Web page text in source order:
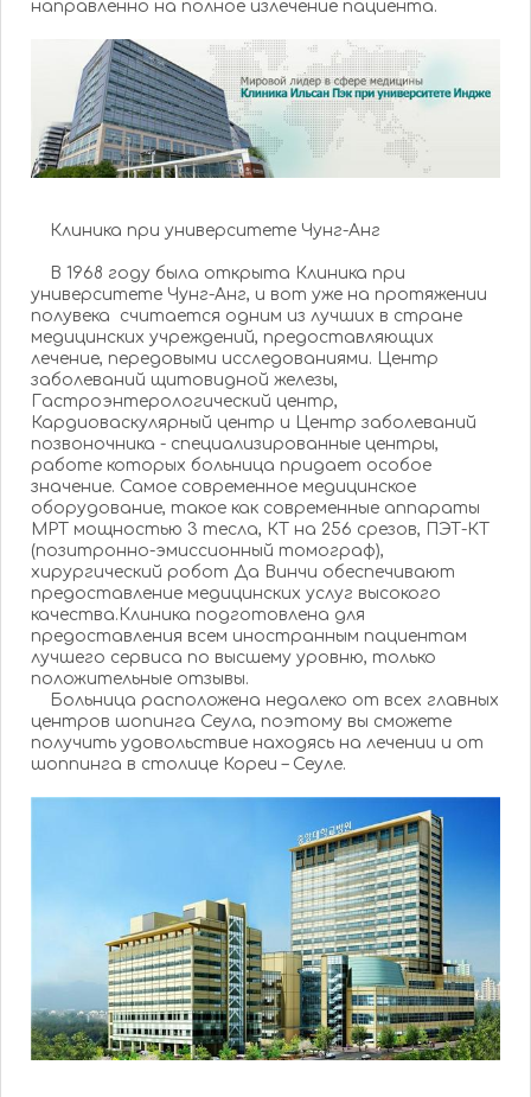
направленно на полное излечение пациента.
Клиника при университете Чунг-Анг
В 1968 году была открыта Клиника при
университете Чунг-Анг, и вот уже на протяжении
полувека считается одним из лучших в стране
медицинских учреждений, предоставляющих
лечение, передовыми исследованиями. Центр
заболеваний щитовидной железы,
Гастроэнтерологический центр,
Кардиоваскулярный центр и Центр заболеваний
позвоночника - специализированные центры,
работе которых больница придает особое
значение. Самое современное медицинское
оборудование, такое как современные аппараты
МРТ мощностью 3 тесла, КТ на 256 срезов, ПЭТ-КТ
(позитронно-эмиссионный томограф),
хирургический робот Да Винчи обеспечивают
предоставление медицинских услуг высокого
качества.Клиника подготовлена для
предоставления всем иностранным пациентам
лучшего сервиса по высшему уровню, только
положительные отзывы.
Больница расположена недалеко от всех главных
центров шопинга Сеула, поэтому вы сможете
получить удовольствие находясь на лечении и от
шоппинга в столице Кореи – Сеуле.